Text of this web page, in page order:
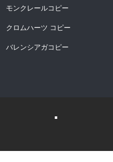
モンクレールコピー
クロムハーツ コピー
バレンシアガコピー